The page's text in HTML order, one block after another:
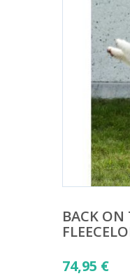
BACK ON
74,95 €